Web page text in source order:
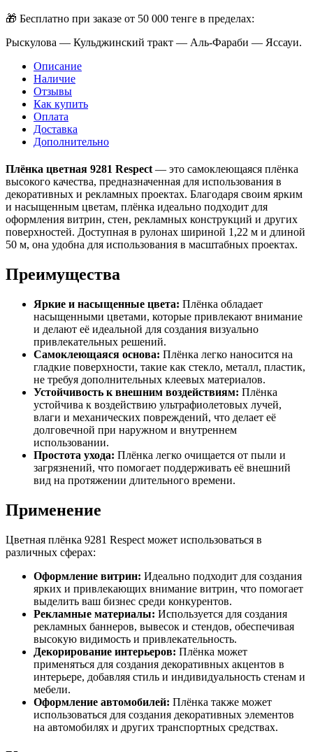
🎁 Бесплатно при заказе от 50 000 тенге в пределах:
Рыскулова — Кульджинский тракт — Аль-Фараби — Яссауи.
Описание
Наличие
Отзывы
Как купить
Оплата
Доставка
Дополнительно
Плёнка цветная 9281 Respect— это самоклеющаяся плёнка
высокого качества, предназначенная для использования в
декоративных и рекламных проектах. Благодаря своим ярким
и насыщенным цветам, плёнка идеально подходит для
оформления витрин, стен, рекламных конструкций и других
поверхностей. Доступная в рулонах шириной 1,22 м и длиной
50 м, она удобна для использования в масштабных проектах.
Преимущества
Яркие и насыщенные цвета: Плёнка обладает
насыщенными цветами, которые привлекают внимание
и делают её идеальной для создания визуально
привлекательных решений.
Самоклеющаяся основа: Плёнка легко наносится на
гладкие поверхности, такие как стекло, металл, пластик,
не требуя дополнительных клеевых материалов.
Устойчивость к внешним воздействиям: Плёнка
устойчива к воздействию ультрафиолетовых лучей,
влаги и механических повреждений, что делает её
долговечной при наружном и внутреннем
использовании.
Простота ухода: Плёнка легко очищается от пыли и
загрязнений, что помогает поддерживать её внешний
вид на протяжении длительного времени.
Применение
Цветная плёнка 9281 Respect может использоваться в
различных сферах:
Оформление витрин: Идеально подходит для создания
ярких и привлекающих внимание витрин, что помогает
выделить ваш бизнес среди конкурентов.
Рекламные материалы: Используется для создания
рекламных баннеров, вывесок и стендов, обеспечивая
высокую видимость и привлекательность.
Декорирование интерьеров: Плёнка может
применяться для создания декоративных акцентов в
интерьере, добавляя стиль и индивидуальность стенам и
мебели.
Оформление автомобилей: Плёнка также может
использоваться для создания декоративных элементов
на автомобилях и других транспортных средствах.